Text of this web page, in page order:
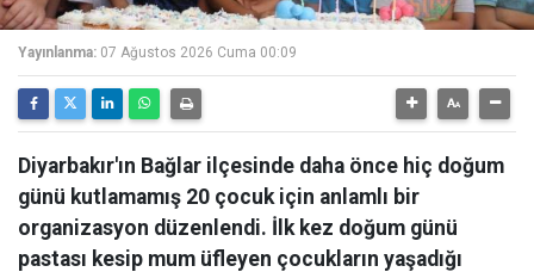
Yayınlanma: 07 Ağustos 2026 Cuma 00:09
Diyarbakır'ın Bağlar ilçesinde daha önce hiç doğum
günü kutlamamış 20 çocuk için anlamlı bir
organizasyon düzenlendi. İlk kez doğum günü
pastası kesip mum üfleyen çocukların yaşadığı